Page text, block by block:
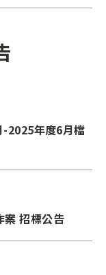
2025年度6月檔
案 招標公告